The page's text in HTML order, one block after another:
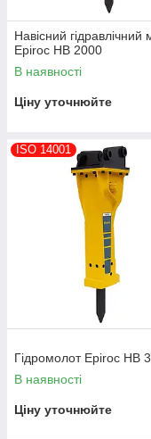
Навісний гідравлічний
Epiroc HB 2000
В наявності
Ціну уточнюйте
ISO 14001
Гідромолот Epiroc HB
В наявності
Ціну уточнюйте